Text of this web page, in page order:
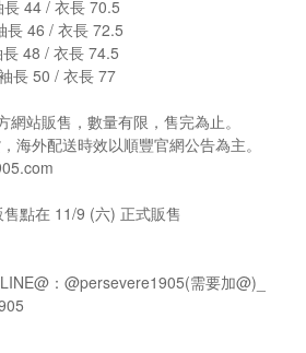
44 / 衣長 70.5
長 46 / 衣長 72.5
48 / 衣長 74.5
長 50 / 衣長 77
站販售，數量有限，售完為止。
海外配送時效以順豐官網公告為主。
點在 11/9 (六) 正式販售
：@persevere1905(需要加@)_